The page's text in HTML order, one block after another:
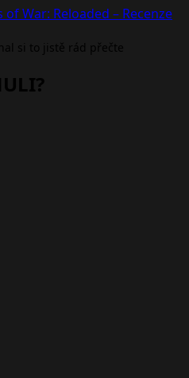
of War: Reloaded – Recenze
si to jistě rád přečte